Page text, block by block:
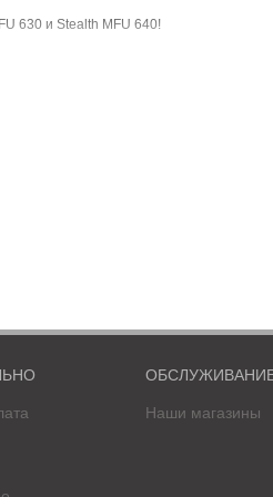
630 и Stealth MFU 640!
Наши магазины